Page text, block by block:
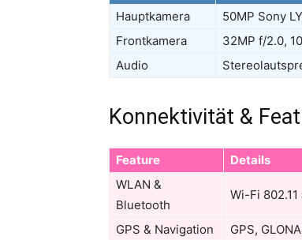
Hauptkamera
50MP Sony
Frontkamera
32MP f/2.0,
Audio
Konnektivität &
Feature
Details
WLAN &
Bluetooth
Wi-Fi
GPS & Navigation
GPS,